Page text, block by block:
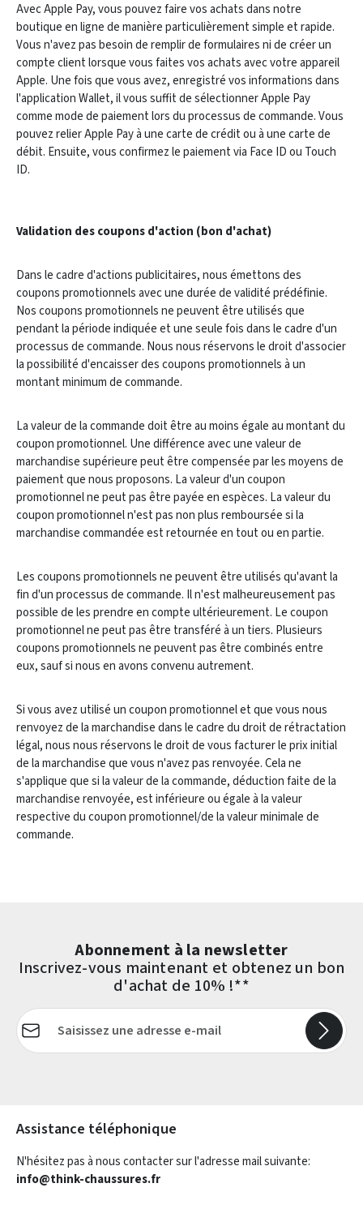
Avec Apple Pay, vous pouvez faire vos achats dans notre
boutique en ligne de manière particulièrement simple et rapide.
Vous n'avez pas besoin de remplir de formulaires ni de créer un
compte client lorsque vous faites vos achats avec votre appareil
Apple. Une fois que vous avez, enregistré vos informations dans
l'application Wallet, il vous suffit de sélectionner Apple Pay
comme mode de paiement lors du processus de commande. Vous
pouvez relier Apple Pay à une carte de crédit ou à une carte de
débit. Ensuite, vous confirmez le paiement via Face ID ou Touch
ID.
Validation des coupons d'action (bon d'achat)
Dans le cadre d'actions publicitaires, nous émettons des
coupons promotionnels avec une durée de validité prédéfinie.
Nos coupons promotionnels ne peuvent être utilisés que
pendant la période indiquée et une seule fois dans le cadre d'un
processus de commande. Nous nous réservons le droit d'associer
la possibilité d'encaisser des coupons promotionnels à un
montant minimum de commande.
La valeur de la commande doit être au moins égale au montant du
coupon promotionnel. Une différence avec une valeur de
marchandise supérieure peut être compensée par les moyens de
paiement que nous proposons. La valeur d'un coupon
promotionnel ne peut pas être payée en espèces. La valeur du
coupon promotionnel n'est pas non plus remboursée si la
marchandise commandée est retournée en tout ou en partie.
Les coupons promotionnels ne peuvent être utilisés qu'avant la
fin d'un processus de commande. Il n'est malheureusement pas
possible de les prendre en compte ultérieurement. Le coupon
promotionnel ne peut pas être transféré à un tiers. Plusieurs
coupons promotionnels ne peuvent pas être combinés entre
eux, sauf si nous en avons convenu autrement.
Si vous avez utilisé un coupon promotionnel et que vous nous
renvoyez de la marchandise dans le cadre du droit de rétractation
légal, nous nous réservons le droit de vous facturer le prix initial
de la marchandise que vous n'avez pas renvoyée. Cela ne
s'applique que si la valeur de la commande, déduction faite de la
marchandise renvoyée, est inférieure ou égale à la valeur
respective du coupon promotionnel/de la valeur minimale de
commande.
Abonnement à la newsletter
Inscrivez-vous maintenant et obtenez un bon
d'achat de 10% !**
Adresse e-mail*
Assistance téléphonique
N'hésitez pas à nous contacter sur l'adresse mail suivante:
info@think-chaussures.fr